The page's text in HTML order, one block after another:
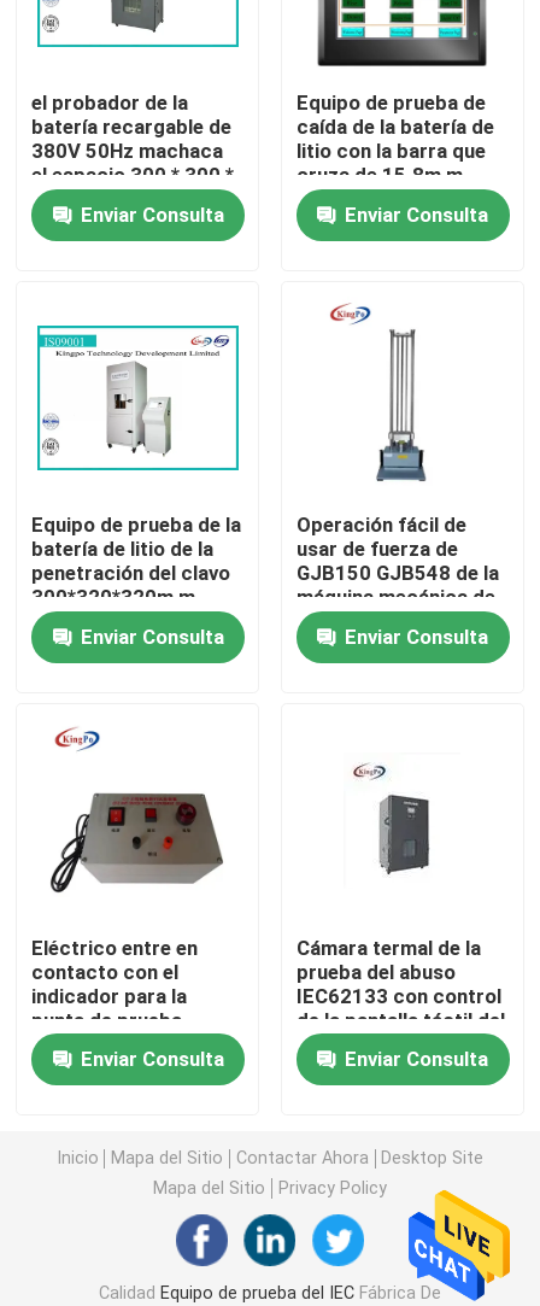
Productos
Sobre nosotros
Control de calidad
Éntrenos en contacto con
Pida una cita
Equipo de prueba del IEC
Equipo de prueba de la protección del ingreso
Equipo de prueba de la inflamabilidad
equipo de prueba ligero llevado
Punta de prueba del finger de la prueba
Equipo de prueba de la batería de EV
Indicadores de prueba
el probador de la
batería recargable de
380V 50Hz machaca
el espacio 300 * 300 *
300m m
Enviar Consulta
Equipo de prueba de
caída de la batería de
litio con la barra que
cruza de 15.8m m
Enviar Consulta
Equipo de prueba de la
batería de litio de la
penetración del clavo
300*320*320m m
Enviar Consulta
Operación fácil de
usar de fuerza de
GJB150 GJB548 de la
máquina mecánica de
la prueba
Enviar Consulta
Eléctrico entre en
contacto con el
indicador para la
punta de prueba
Enviar Consulta
Cámara termal de la
prueba del abuso
IEC62133 con control
de la pantalla táctil del
PLC
Enviar Consulta
Inicio Mapa del Sitio Contactar Ahora
Desktop Site
Mapa del Sitio
Privacy Policy
Calidad Equipo de prueba del IECFábrica De